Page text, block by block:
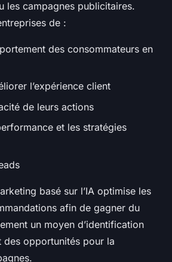
les campagnes publicitaires.
de :
des consommateurs en
l’expérience client
de leurs actions
et les stratégies
basé sur l’IA optimise les
afin de gagner du
un moyen d’identification
des opportunités pour la